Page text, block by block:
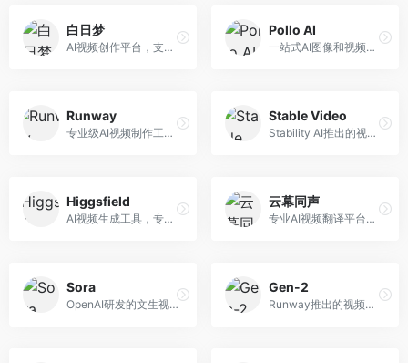
白日梦
AI视频创作平台，支持生成长达50分钟的长视频内容。面向长视频创作者和内容生产者，支持故事视频生成、视频编辑等功能，适合叙事性内容创作。
Pollo AI
一站式AI图像和视频创作平台，整合多种生成工具。面向内容创作者，提供文生图、文生视频、视频编辑等服务，创作工具全面，一站式体验便捷。
Runway
专业级AI视频制作工具，支持视频生成与编辑。面向影视制作人和创意工作者，提供文生视频、视频编辑、绿幕抠像等专业功能，视频处理能力强，适合专业创作场景。
Stable Video
Stability AI推出的视频生成模型，开源可部署。面向开发者和专业创作者，支持视频生成、视频编辑等功能，开源生态完善，定制化程度高。
Higgsfield
AI视频生成工具，专注于高质量视频内容创作。面向视频创作者和营销人员，支持文生视频、视频编辑等功能，视频效果逼真，适合商业应用。
云幕同声
专业AI视频翻译平台，支持视频多语言配音和字幕生成。面向跨境电商和内容出海从业者，提供视频翻译、配音、字幕生成等服务，多语言支持完善。
Sora
OpenAI研发的文生视频大模型，可根据文字描述生成长达60秒的高清视频。面向影视创作者、广告从业者和内容生产者，视频连贯性强，物理世界理解准确，代表了AI视频生成的最高水平。
Gen-2
Runway推出的视频生成模型，专注于文生视频和视频风格转换。面向影视制作人和创意工作者，支持文本到视频、图像到视频等多种生成模式，视频质量专业级。